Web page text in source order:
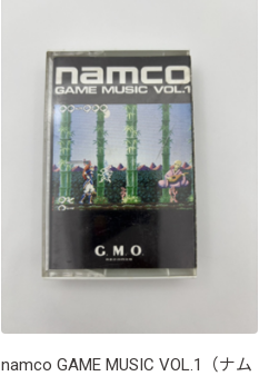
namco GAME MUSIC VOL.1（ナム